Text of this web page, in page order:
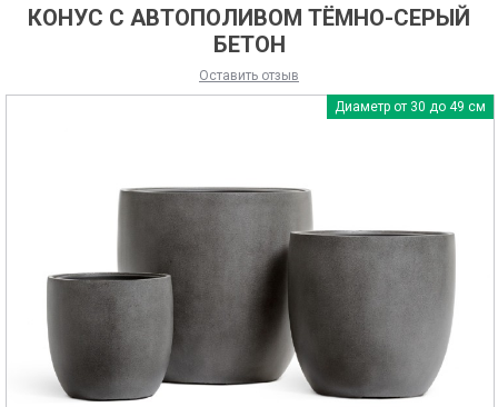
КОНУС С АВТОПОЛИВОМ ТЁМНО-СЕРЫЙ
БЕТОН
Оставить отзыв
Диаметр от 30 до 49 см